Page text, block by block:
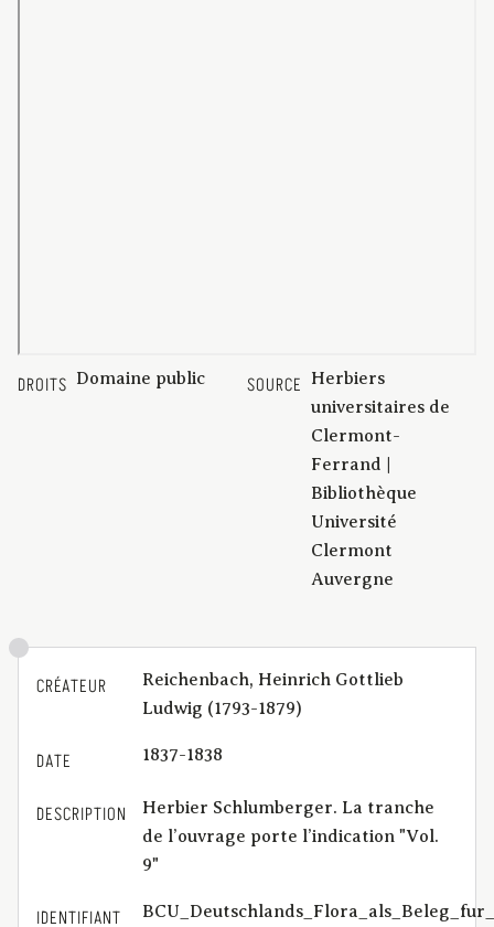
DROITS Domaine public SOURCE
Herbiers
universitaires de
Clermont-
Ferrand |
Bibliothèque
Université
Clermont
Auvergne
CRÉATEUR
Reichenbach, Heinrich Gottlieb
Ludwig (1793-1879)
DATE 1837-1838
DESCRIPTION
Herbier Schlumberger. La tranche
de l’ouvrage porte l’indication "Vol.
9"
IDENTIFIANT